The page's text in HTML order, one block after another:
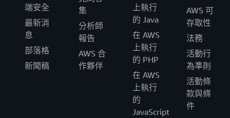
端安全
最新消
息
部落格
新聞稿
集
分析師
報告
AWS 合
作夥伴
上執行
的 Java
在 AWS
上執行
的 PHP
在 AWS
上執行
的
JavaScript
AWS 可
存取性
法務
活動行
為準則
活動條
款與條
件